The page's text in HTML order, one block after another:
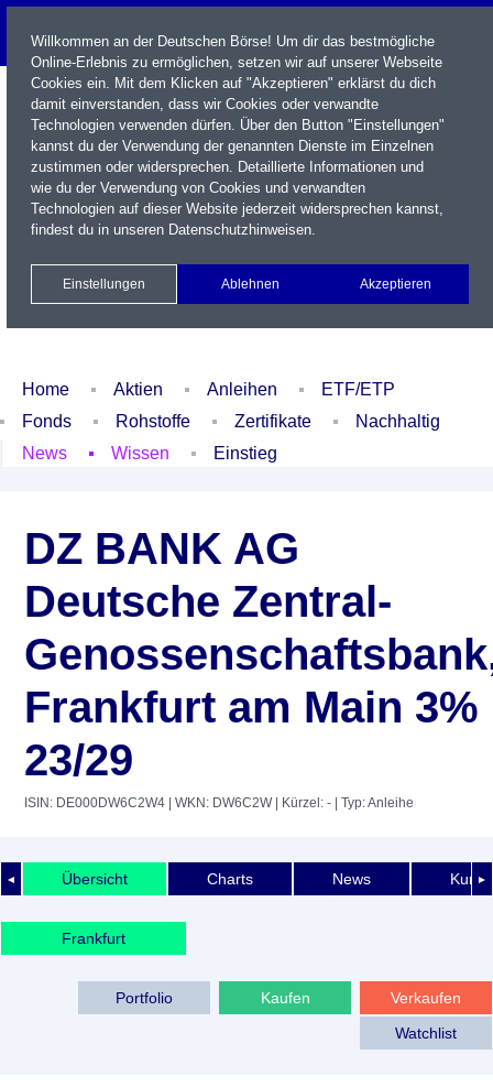
Name / WKN / ISIN / Kürzel
Newsletter Kontakt
Xetra Realtime
Watchlist Portfolio Login
Home Aktien Anleihen
ETF/ETP
Fonds
Rohstoffe Zertifikate
Nachhaltig
News
Wissen Einstieg
DZ BANK AG
Deutsche Zentral-
Frankfurt am Main 3%
23/29
ISIN: DE000DW6C2W4 | WKN: DW6C2W| Kürzel: - | Typ: Anleihe
◄ ►
Übersicht Charts News
Frankfurt
Verkaufen
Kaufen
Portfolio
Watchlist
Willkommen an der Deutschen Börse! Um dir das bestmögliche
Online-Erlebnis zu ermöglichen, setzen wir auf unserer Webseite
Cookies ein. Mit dem Klicken auf "Akzeptieren" erklärst du dich
damit einverstanden, dass wir Cookies oder verwandte
Technologien verwenden dürfen. Über den Button "Einstellungen"
kannst du der Verwendung der genannten Dienste im Einzelnen
zustimmen oder widersprechen. Detaillierte Informationen und
wie du der Verwendung von Cookies und verwandten
Technologien auf dieser Website jederzeit widersprechen kannst,
findest du in unseren Datenschutzhinweisen.
Einstellungen Ablehnen Akzeptieren